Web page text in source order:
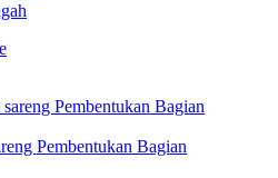
Pembentukan Bagian